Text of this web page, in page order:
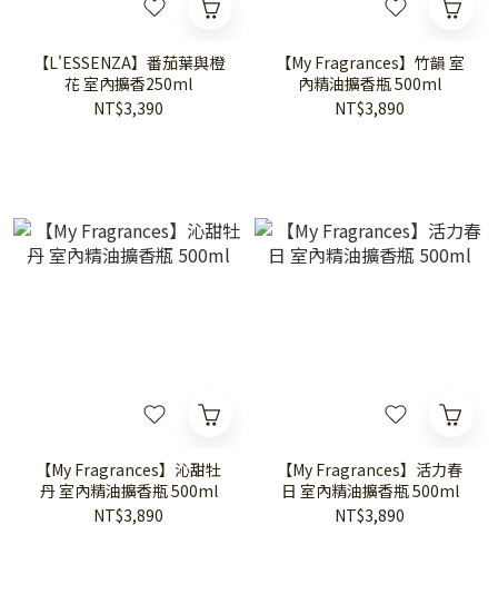
【L'ESSENZA】番茄葉與橙
花 室內擴香250ml
NT$3,390
【My Fragrances】竹韻 室
內精油擴香瓶 500ml
NT$3,890
【My Fragrances】沁甜牡
丹 室內精油擴香瓶 500ml
NT$3,890
【My Fragrances】活力春
日 室內精油擴香瓶 500ml
NT$3,890